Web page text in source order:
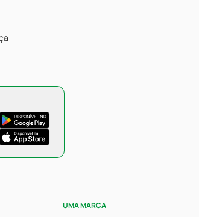
UMA MARCA